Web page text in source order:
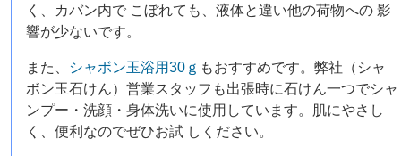
く、カバン内で こぼれても、液体と違い他の荷物への 影
響が少ないです。
また、 シャボン玉浴用30ｇ もおすすめです。弊社（シャ
ボン玉石けん）営業スタッフも出張時に石けん一つでシャ
ンプー・洗顔・身体洗いに使用しています。肌にやさし
く、便利なのでぜひお試 しください。